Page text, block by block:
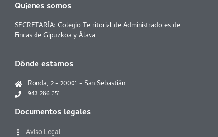
Quienes somos
SECRETARÍA: Colegio Territorial de Administradores de
Fincas de Gipuzkoa y Álava
Dónde estamos
Ronda, 2 - 20001 - San Sebastián
943 286 351
Documentos legales
Aviso Legal